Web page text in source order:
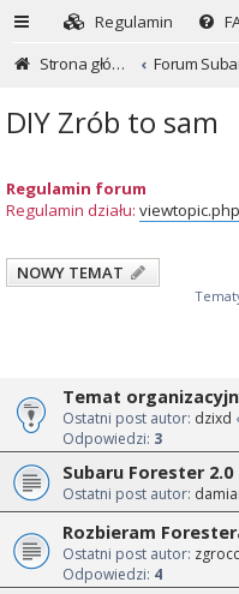
Regulamin
Strona główna
Forum
DIY Zrób to sam
Regulamin forum
Regulamin działu:
NOWY TEMAT
Temat
Ostatni post autor: dzixd
Odpowiedzi: 3
Subaru Forester 2.0
Ostatni post autor:
Rozbieram
Ostatni post autor:
Odpowiedzi: 4